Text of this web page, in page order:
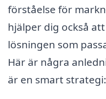
förståelse för
hjälper dig också
lösningen som
Här är några
är en smart strategi: